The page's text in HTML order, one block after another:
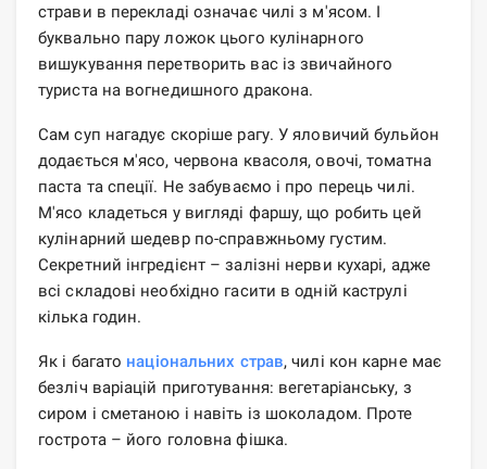
страви в перекладі означає чилі з м'ясом. І
буквально пару ложок цього кулінарного
вишукування перетворить вас із звичайного
туриста на вогнедишного дракона.
Сам суп нагадує скоріше рагу. У яловичий бульйон
додається м'ясо, червона квасоля, овочі, томатна
паста та спеції. Не забуваємо і про перець чилі.
М'ясо кладеться у вигляді фаршу, що робить цей
кулінарний шедевр по-справжньому густим.
Секретний інгредієнт – залізні нерви кухарі, адже
всі складові необхідно гасити в одній каструлі
кілька годин.
Як і багато національних страв, чилі кон карне має
безліч варіацій приготування: вегетаріанську, з
сиром і сметаною і навіть із шоколадом. Проте
гострота – його головна фішка.